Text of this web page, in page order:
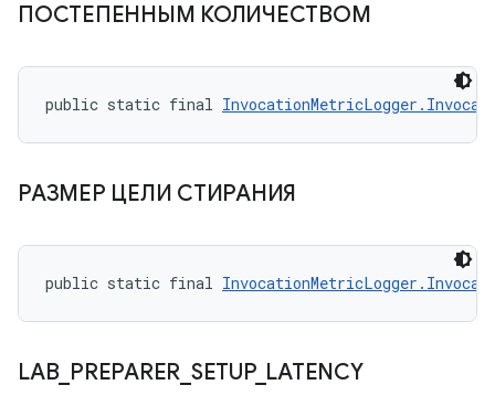
ПОСТЕПЕННЫМ КОЛИЧЕСТВОМ
public static final
РАЗМЕР ЦЕЛИ СТИРАНИЯ
public static final
LAB_ PREPARER SETUP_ LATENCY